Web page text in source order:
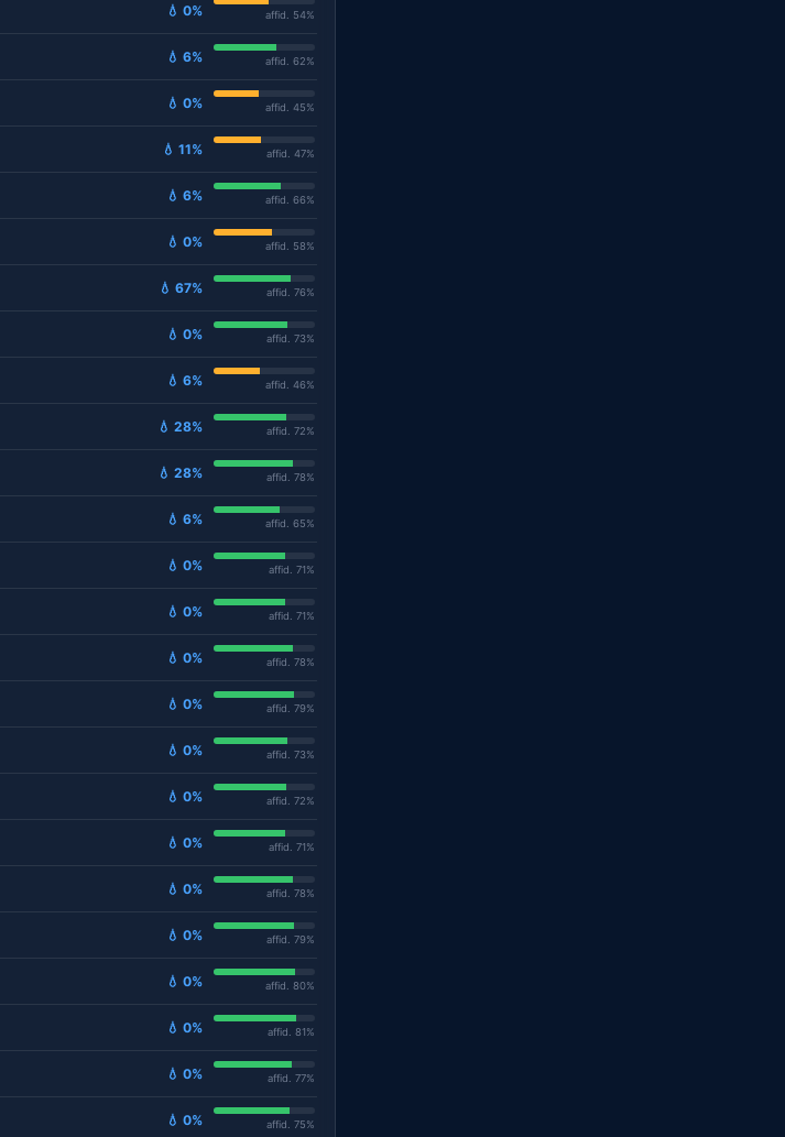
💧 0% affid. 54%
💧 6% affid. 62%
💧 0% affid. 45%
💧 11% affid. 47%
💧 6% affid. 66%
💧 0% affid. 58%
💧 67% affid. 76%
💧 0% affid. 73%
💧 6% affid. 46%
💧 28% affid. 72%
💧 28% affid. 78%
💧 6% affid. 65%
💧 0% affid. 71%
💧 0% affid. 71%
💧 0% affid. 78%
💧 0% affid. 79%
💧 0% affid. 73%
💧 0% affid. 72%
💧 0% affid. 71%
💧 0% affid. 78%
💧 0% affid. 79%
💧 0% affid. 80%
💧 0% affid. 81%
💧 0% affid. 77%
💧 0% affid. 75%